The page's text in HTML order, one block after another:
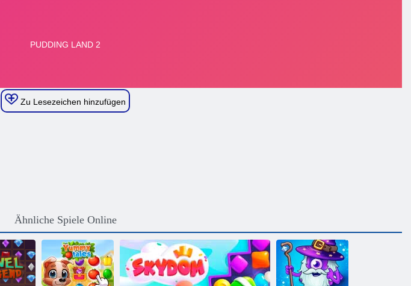
Zu Lesezeichen hinzufügen
Ähnliche Spiele Online